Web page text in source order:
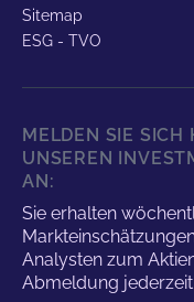
Sitemap
ESG - TVO
MELDEN SIE SICH
UNSEREN
AN:
Sie erhalten
Analysten zum
Abmeldung